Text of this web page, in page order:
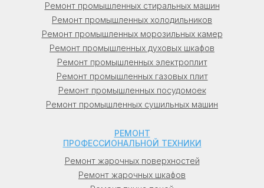
Ремонт промышленных стиральных машин
Ремонт промышленных холодильников
Ремонт промышленных морозильных камер
Ремонт промышленных духовых шкафов
Ремонт промышленных электроплит
Ремонт промышленных газовых плит
Ремонт промышленных посудомоек
Ремонт промышленных сушильных машин
РЕМОНТ
ПРОФЕССИОНАЛЬНОЙ ТЕХНИКИ
Ремонт жарочных поверхностей
Ремонт жарочных шкафов